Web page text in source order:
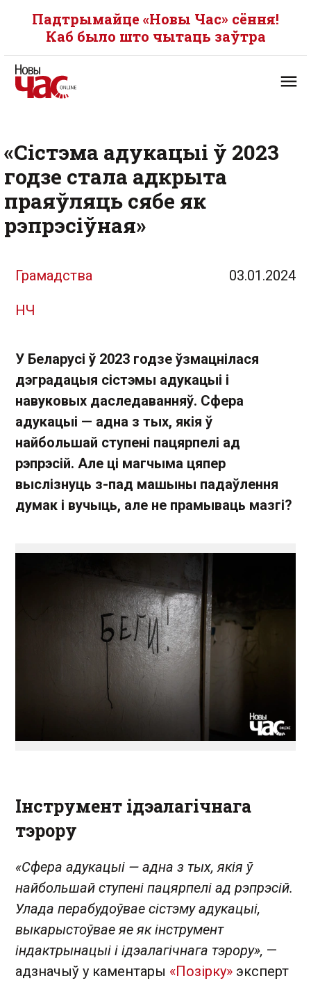
Падтрымайце «Новы Час» сёння!
Каб было што чытаць заўтра
«Сістэма адукацыі ў 2023
годзе стала адкрыта
праяўляць сябе як
рэпрэсіўная»
Грамадства 03.01.2024
НЧ
У Беларусі ў 2023 годзе ўзмацнілася
дэградацыя сістэмы адукацыі і
навуковых даследаванняў. Сфера
адукацыі — адна з тых, якія ў
найбольшай ступені пацярпелі ад
рэпрэсій. Але ці магчыма цяпер
выслізнуць з-пад машыны падаўлення
думак і вучыць, але не прамываць мазгі?
Інструмент ідэалагічнага
тэрору
«Сфера адукацыі — адна з тых, якія ў
найбольшай ступені пацярпелі ад рэпрэсій.
Улада перабудоўвае сістэму адукацыі,
выкарыстоўвае яе як інструмент
індактрынацыі і ідэалагічнага тэрору», —
адзначыў у каментары «Позірку» эксперт